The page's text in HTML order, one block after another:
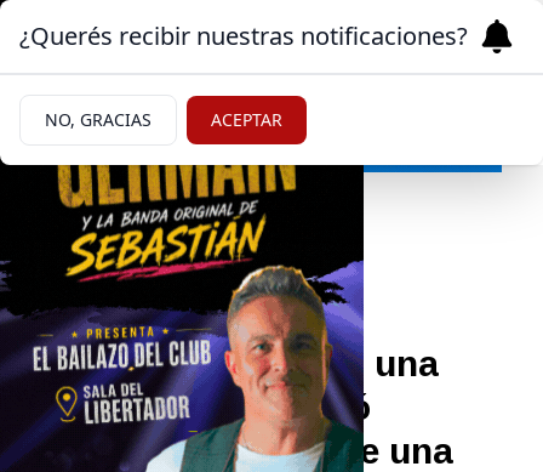
Policiales y Judiciales
04/07/2026
Se despistó, derribó una
medianera y terminó
incrustado dentro de una
¿Querés recibir nuestras notificaciones?
NO, GRACIAS ACEPTAR